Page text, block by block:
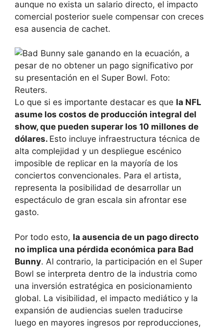
aunque no exista un salario directo, el impacto
comercial posterior suele compensar con creces
esa ausencia de cachet.
Lo que si es importante destacar es que la NFL
asume los costos de producción integral del
show, que pueden superar los 10 millones de
dólares. Esto incluye infraestructura técnica de
alta complejidad y un despliegue escénico
imposible de replicar en la mayoría de los
conciertos convencionales. Para el artista,
representa la posibilidad de desarrollar un
espectáculo de gran escala sin afrontar ese
gasto.
Por todo esto, la ausencia de un pago directo
no implica una pérdida económica para Bad
Bunny. Al contrario, la participación en el Super
Bowl se interpreta dentro de la industria como
una inversión estratégica en posicionamiento
global. La visibilidad, el impacto mediático y la
expansión de audiencias suelen traducirse
luego en mayores ingresos por reproducciones,